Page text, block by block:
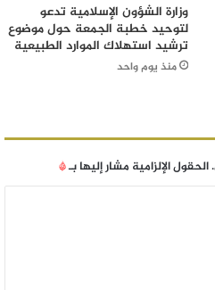
وزارة الشؤون الإسلامية تدعو
لتوحيد خطبة الجمعة حول موضوع
ترشيد استهلاك الموارد الطبيعية
منذ يوم واحد
الحقول الإلزامية مشار إليها بـ*